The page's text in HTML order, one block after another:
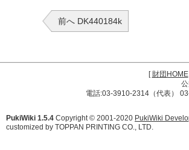
前へ DK440184k
[財団HOME|
電話:03-3910-2314（代表）
PukiWiki 1.5.4 Copyright © 2001-2020 PukiWiki
customized by TOPPAN PRINTING CO., LTD.